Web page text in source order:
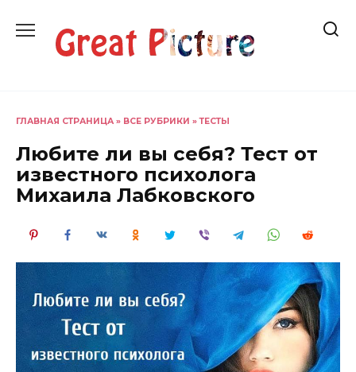
содержанию
ГЛАВНАЯ СТРАНИЦА » ВСЕ РУБРИКИ »ТЕСТЫ
Любите ли вы себя? Тест от
известного психолога
Михаила Лабковского